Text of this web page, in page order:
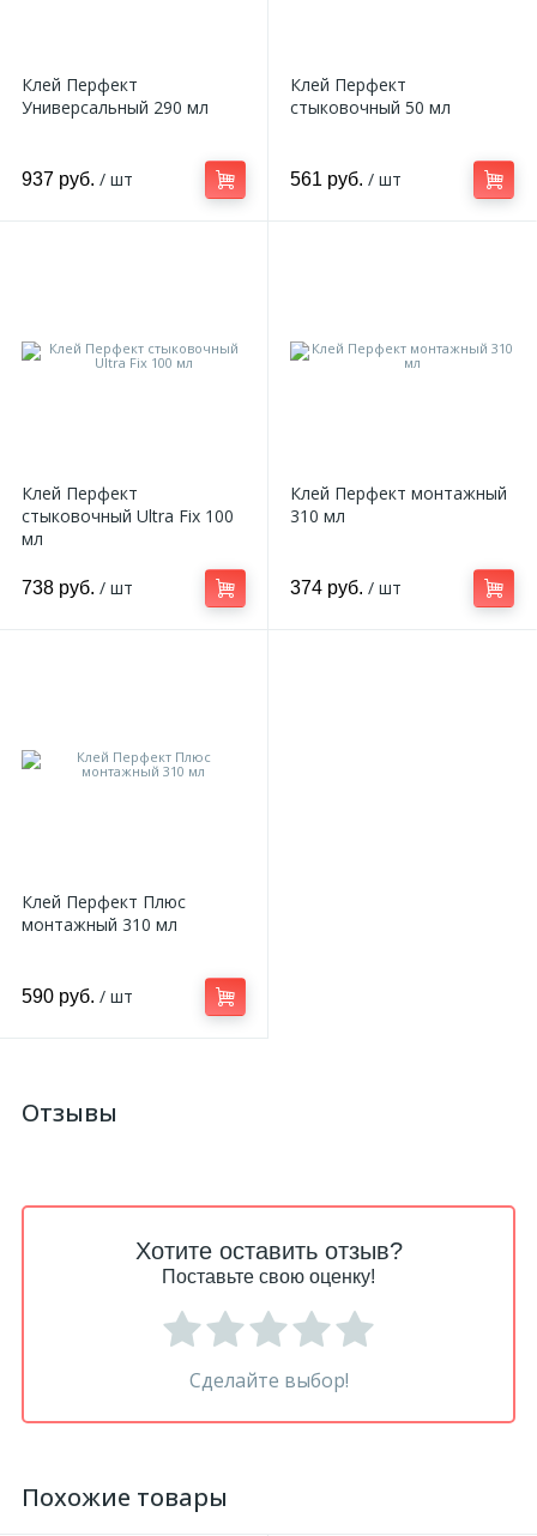
Клей Перфект
Универсальный 290 мл
937 руб. / шт
Клей Перфект
стыковочный 50 мл
561 руб. / шт
Клей Перфект
стыковочный Ultra Fix 100
мл
738 руб. / шт
Клей Перфект монтажный
310 мл
374 руб. / шт
Клей Перфект Плюс
монтажный 310 мл
590 руб. / шт
Отзывы
Хотите оставить отзыв?
Поставьте свою оценку!
Сделайте выбор!
Похожие товары